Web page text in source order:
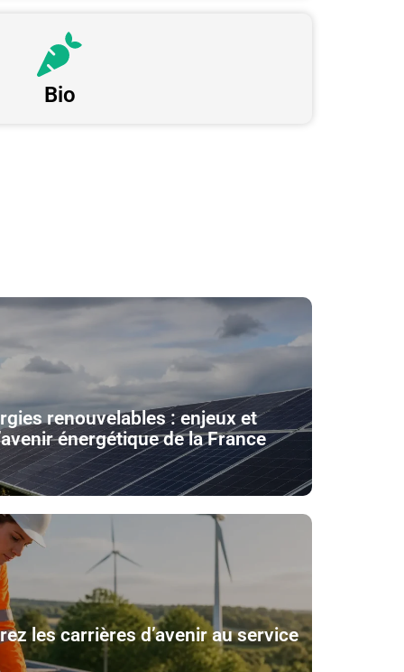
Bio
renouvelables : enjeux et
énergétique de la France
les carrières d’avenir au service